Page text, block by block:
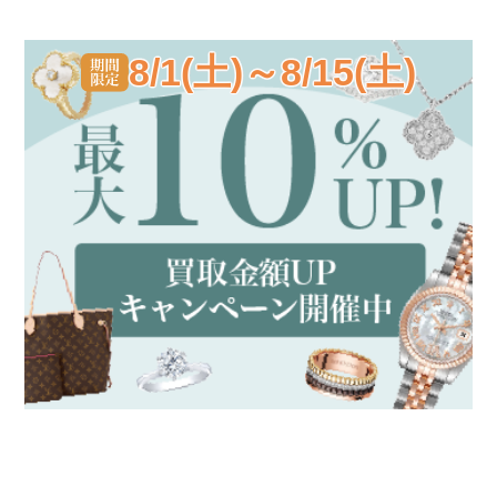
8/1(土)～8/15(土)